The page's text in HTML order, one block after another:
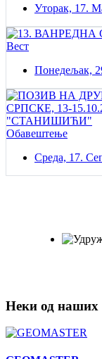
Уторак, 17.
Вест
Понедељак,
Обавештење
Среда, 17.
Неки од наших